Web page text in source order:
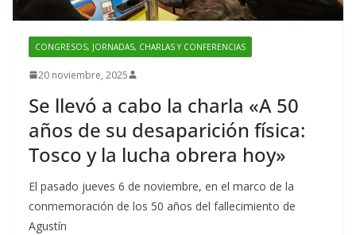
CONGRESOS, JORNADAS, CHARLAS Y CONFERENCIAS
20 noviembre, 2025
Se llevó a cabo la charla «A 50
años de su desaparición física:
Tosco y la lucha obrera hoy»
El pasado jueves 6 de noviembre, en el marco de la
conmemoración de los 50 años del fallecimiento de
Agustín